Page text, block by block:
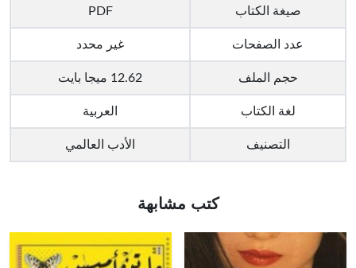
صيغة الكتاب PDF
عدد الصفحات غير محدد
حجم الملف 12.62 ميجا بايت
لغة الكتاب العربية
التصنيف الأدب العالمي
كتب مشابهة